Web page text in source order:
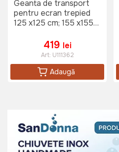
Geanta de transport
pentru ecran trepied
125 x125 cm; 155 x155
419 lei
Art: U111362
Adaugă